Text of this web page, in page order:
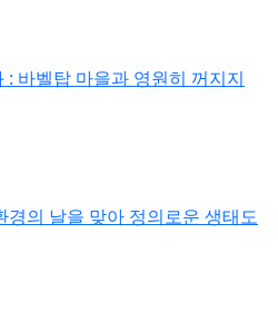
: 바벨탑 마을과 영원히 꺼지지
경의 날을 맞아 정의로운 생태도